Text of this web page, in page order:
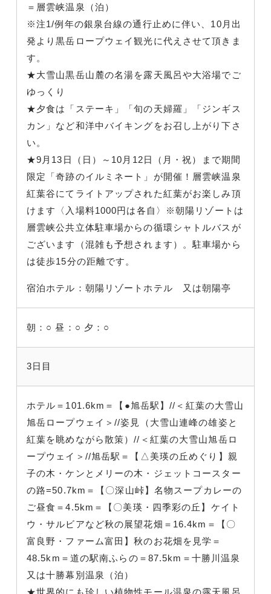
＝層雲峡温泉（泊）
※注1/例年の銀泉台線の通行止めに伴い、10月出
発より黒岳ロープウェイ観光に代えさせて頂きま
す。
★大雪山黒岳山麓の名湯を露天風呂や大浴場でご
ゆっくり
★夕食は「ステーキ」「旬の天婦羅」「ジンギス
カン」など和洋中バイキングをお召し上がり下さ
い。
★9月13日（日）～10月12日（月・祝）まで期間
限定「奇跡のイルミネート」が開催！層雲峡温泉
紅葉谷にてライトアップされた紅葉がお楽しみ頂
けます〈入場料1000円は各自〉※朝陽リゾートは
層雲峡公共立体駐車場からの循環シャトルバスが
ございます（混雑も予想されます）。駐車場から
は徒歩15分の距離です。
宿泊ホテル：朝陽リゾートホテル 又は朝陽亭
朝：○ 昼：○ 夕：○
3日目
ホテル＝101.6km＝【●旭岳駅】//＜紅葉の大雪山
旭岳ロープウェイ＞//姿見（大雪山連峰の雄姿と
紅葉を眺めながら散策）//＜紅葉の大雪山旭岳ロ
ープウェイ＞//旭岳駅＝【△美瑛の丘めぐり】親
子の木・ケンとメリーの木・ジェットコースター
の路=50.7km＝【〇深山峠】名物スープカレーの
ご昼食＝4.5km＝【〇美瑛・四季彩の丘】ケイト
ウ・サルビアなど秋の展望花畑＝16.4km＝【〇
富良野・ファーム富田】秋のお花畑を見学＝
48.5km＝道の駅南ふらの＝87.5km＝十勝川温泉
又は十勝幕別温泉（泊）
★世界的にも珍しい植物性モール温泉の露天風呂